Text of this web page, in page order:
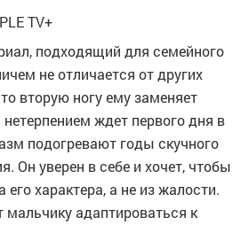
TV+
подходящий для семейного
не отличается от других
вторую ногу ему заменяет
ждет первого дня в
подогревают годы скучного
Он уверен в себе и хочет, чтобы
характера, а не из жалости.
адаптироваться к